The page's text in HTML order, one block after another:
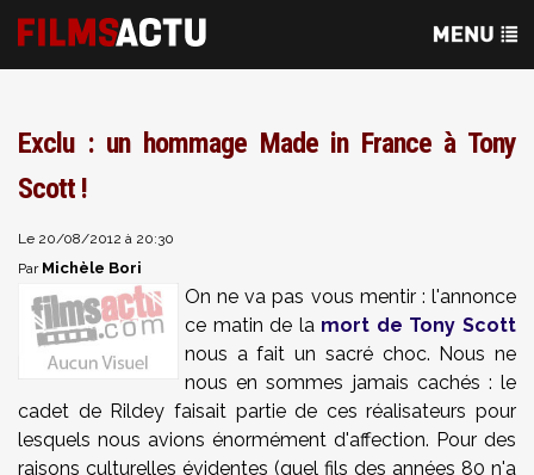
Exclu : un hommage Made in France à Tony
Scott !
Le 20/08/2012 à 20:30
Par Michèle Bori
On ne va pas vous mentir : l'annonce
ce matin de la mort de Tony Scott
nous a fait un sacré choc. Nous ne
nous en sommes jamais cachés : le
cadet de Rildey faisait partie de ces réalisateurs pour
lesquels nous avions énormément d'affection. Pour des
raisons culturelles évidentes (quel fils des années 80 n'a